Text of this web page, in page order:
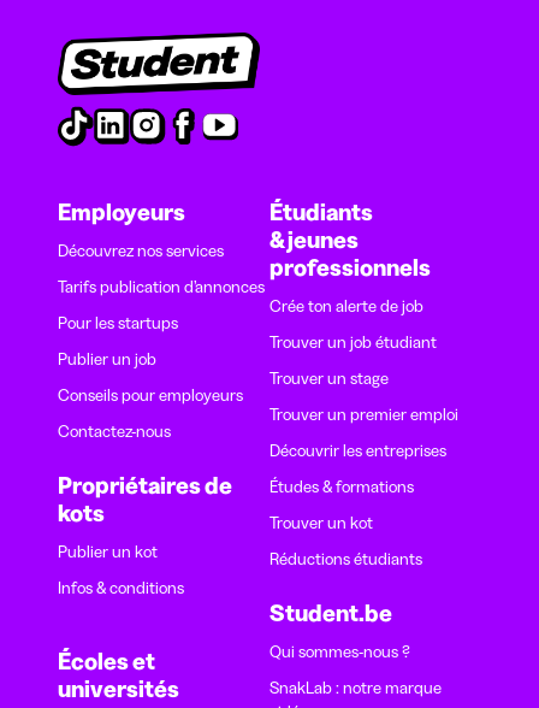
Employeurs
Découvrez nos services
Tarifs publication d’annonces
Pour les startups
Publier un job
Conseils pour employeurs
Contactez-nous
Propriétaires de
kots
Publier un kot
Infos & conditions
Écoles et
universités
Étudiants
& jeunes
professionnels
Crée ton alerte de job
Trouver un job étudiant
Trouver un stage
Trouver un premier emploi
Découvrir les entreprises
Études & formations
Trouver un kot
Réductions étudiants
Student.be
Qui sommes-nous ?
SnakLab : notre marque